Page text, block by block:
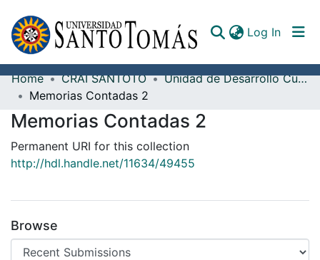
Log In
Communities & Collections
All of DSpace
Documents
Home CRAI SANTOTO
Unidad de Desarrollo Curricular y Formación Docente
Memorias Contadas 2
Memorias Contadas 2
Permanent URI for this collection
http://hdl.handle.net/11634/49455
Browse